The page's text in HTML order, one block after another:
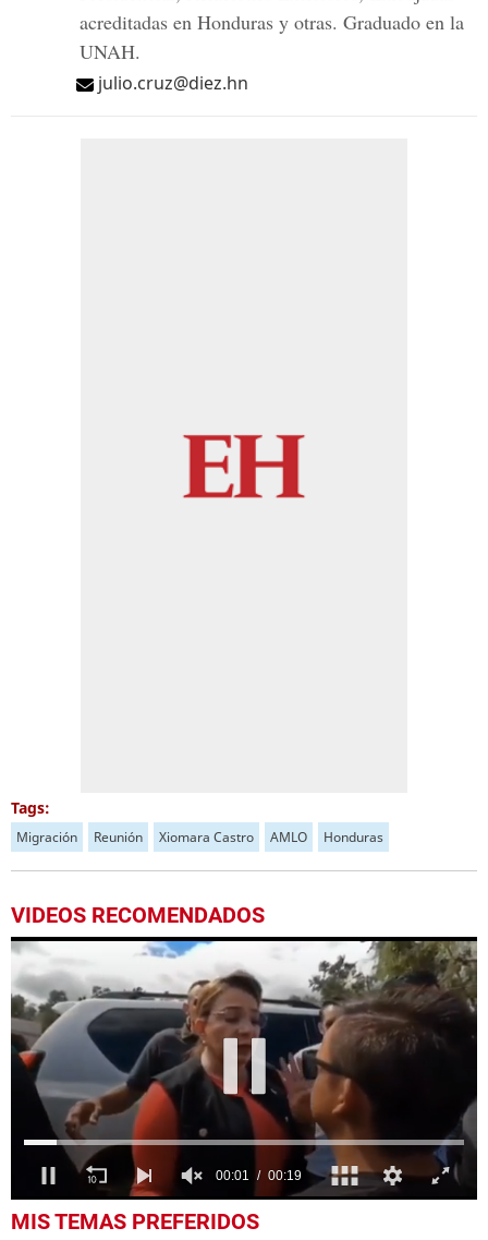
acreditadas en Honduras y otras. Graduado en la
UNAH.
julio.cruz@diez.hn
Tags:
Migración Reunión Xiomara Castro AMLO Honduras
VIDEOS RECOMENDADOS
seconds
MIS TEMAS PREFERIDOS